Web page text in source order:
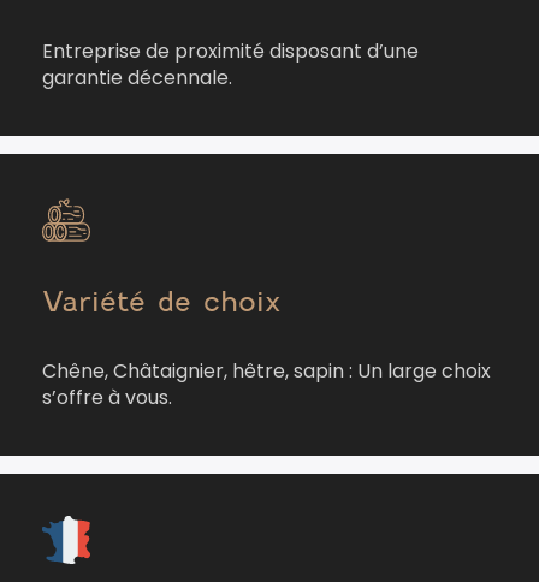
Entreprise de proximité disposant d’une
garantie décennale.
Variété de choix
Chêne, Châtaignier, hêtre, sapin : Un large choix
s’offre à vous.